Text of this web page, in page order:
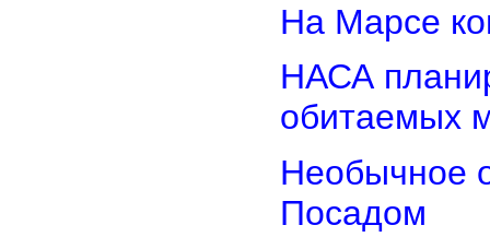
На Марсе
НАСА
обитаемых
Необычное
Посадом